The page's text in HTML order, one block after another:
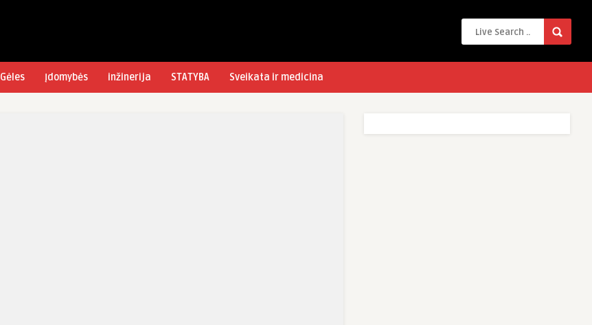
Gėles Įdomybės inžinerija STATYBA Sveikata ir medicina